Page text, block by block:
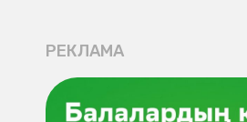
РЕКЛАМА